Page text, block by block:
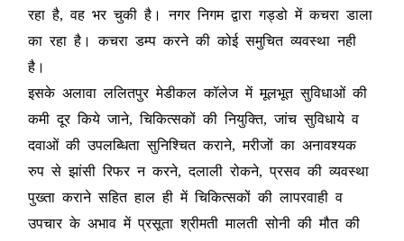
रहा है, वह भर चुकी है। नगर निगम द्वारा गड्डो में कचरा डाला
का रहा है। कचरा डम्प करने की कोई समुचित व्यवस्था नही
है।
इसके अलावा ललितपुर मेडीकल कॉलेज में मूलभूत सुविधाओं की
कमी दूर किये जाने, चिकित्सकों की नियुक्ति, जांच सुविधाये व
दवाओं की उपलब्धिता सुनिश्चित कराने, मरीजों का अनावश्यक
रुप से झांसी रिफर न करने, दलाली रोकने, प्रसव की व्यवस्था
पुख्ता कराने सहित हाल ही में चिकित्सकों की लापरवाही व
उपचार के अभाव में प्रसूता श्रीमती मालती सोनी की मौत की